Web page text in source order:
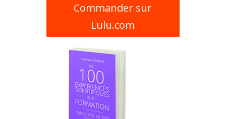
Commander sur
Lulu.com